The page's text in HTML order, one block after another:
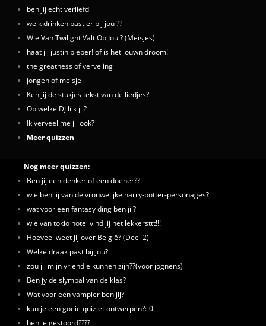
ben jij echt verliefd
welk drinken past er bij jou ??
Wie Van Twilight Valt Op Jou ? (Meisjes)
haat jij justin bieber! of is het jouwn droom!
the greatness of verveling
jongen of meisje
Ken jij de stukjes tekst van de liedjes?
Op welke DJ lijk jij?
Ik verveel me jij ook?
Meer quizzen
Nog meer quizzen:
Ben jij een denker of een doener??
wie ben jij van de vrouwelijke harry-potter-personages?
wat voor een fantasy ding ben jij?
wie van tokio hotel vind jij het lekkersttt!!!
Hoeveel weet jij over België? (Deel 2)
Welke draak past bij jou?
zou jij mijn vriendje kunnen zijn??(voor jognens)
Ben jy de slymbal van de klas?
Wat voor een vampier ben jij?
kun je een goeie quizlet ontwerpen?:-0
ben je gestoord????